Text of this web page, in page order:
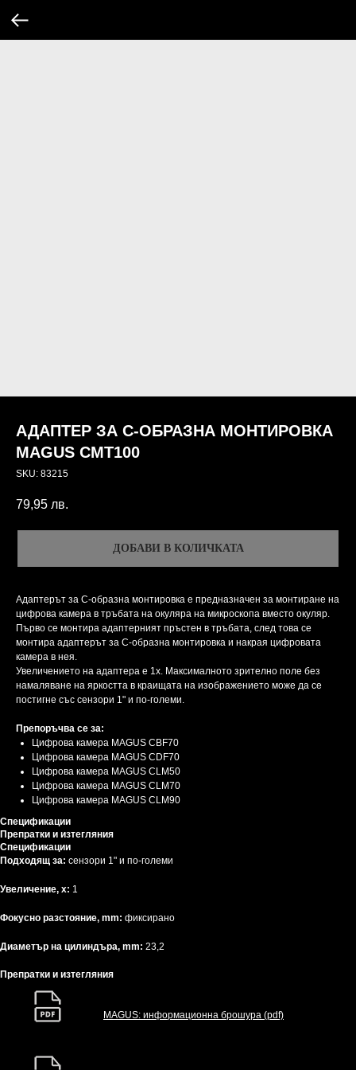
АДАПТЕР ЗА C-ОБРАЗНА МОНТИРОВКА
MAGUS CMT100
SKU: 83215
79,95 лв.
ДОБАВИ В КОЛИЧКАТА
Адаптерът за C-образна монтировка е предназначен за монтиране на
цифрова камера в тръбата на окуляра на микроскопа вместо окуляр.
Първо се монтира адаптерният пръстен в тръбата, след това се
монтира адаптерът за C-образна монтировка и накрая цифровата
камера в нея.
Увеличението на адаптера е 1x. Максималното зрително поле без
намаляване на яркостта в краищата на изображението може да се
постигне със сензори 1" и по-големи.
Препоръчва се за:
Цифрова камера MAGUS CBF70
Цифрова камера MAGUS CDF70
Цифрова камера MAGUS CLM50
Цифрова камера MAGUS CLM70
Цифрова камера MAGUS CLM90
Спецификации
Препратки и изтегляния
Спецификации
Подходящ за: сензори 1" и по-големи
Увеличение, x: 1
Фокусно разстояние, mm: фиксирано
Диаметър на цилиндъра, mm: 23,2
Препратки и изтегляния
MAGUS: информационна брошура (pdf)